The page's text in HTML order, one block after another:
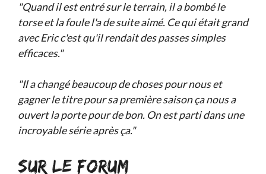
"Quand il est entré sur le terrain, il a bombé le
torse et la foule l'a de suite aimé. Ce qui était grand
avec Eric c'est qu'il rendait des passes simples
efficaces."
"Il a changé beaucoup de choses pour nous et
gagner le titre pour sa première saison ça nous a
ouvert la porte pour de bon. On est parti dans une
incroyable série après ça."
SUR LE FORUM